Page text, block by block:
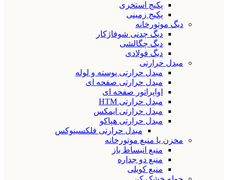
پکیج استخری
پکیج زمینی
دیگ موتورخانه
دیگ چدنی شوفاژکار
دیگ چگالشی
دیگ فولادی
مبدل حرارتی
مبدل حرارتی پوسته و لوله
مبدل حرارتی صفحه ای
اواپراتور صفحه ای
مبدل حرارتی HTM
مبدل حرارتی ایمکس
مبدل حرارتی هپاکو
مبدل حرارتی فلکسینوکس
مخزن یا منبع موتورخانه
منبع انبساط باز
منبع دو جداره
منبع کویلی